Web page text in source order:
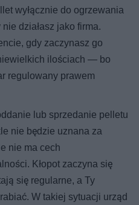
wyłącznie do ogrzewania
działasz jako firma.
gdy zaczynasz go
ilościach — bo
regulowany prawem
lub sprzedanie pelletu
nie będzie uznana za
nie ma cech
Kłopot zaczyna się
się regularne, a Ty
W takiej sytuacji urząd